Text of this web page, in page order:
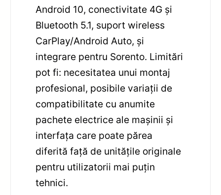
Android 10, conectivitate 4G și
Bluetooth 5.1, suport wireless
CarPlay/Android Auto, și
integrare pentru Sorento. Limitări
pot fi: necesitatea unui montaj
profesional, posibile variații de
compatibilitate cu anumite
pachete electrice ale mașinii și
interfața care poate părea
diferită față de unitățile originale
pentru utilizatorii mai puțin
tehnici.